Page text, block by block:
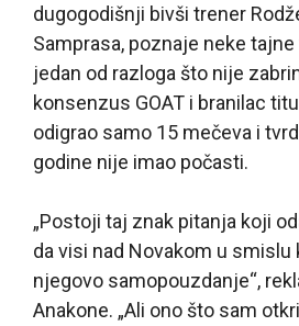
dugogodišnji bivši trener
Samprasa, poznaje neke
jedan od razloga što nije
konsenzus GOAT i branilac
odigrao samo 15 mečeva i
godine nije imao počasti.
„Postoji taj znak pitanja koji
da visi nad Novakom u smislu
njegovo samopouzdanje“,
Anakone. „Ali ono što sam